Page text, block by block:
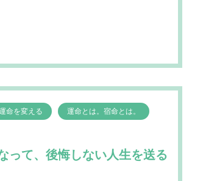
命を変える 運命とは。宿命とは。
って、後悔しない人生を送る